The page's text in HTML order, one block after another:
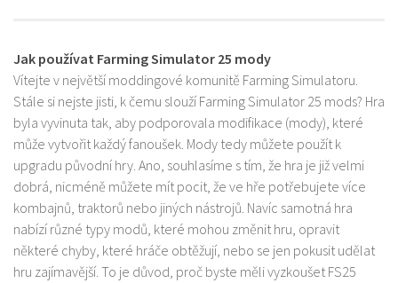
Jak používat Farming Simulator 25 mody
Vítejte v největší moddingové komunitě Farming Simulatoru.
Stále si nejste jisti, k čemu slouží Farming Simulator 25 mods? Hra
byla vyvinuta tak, aby podporovala modifikace (mody), které
může vytvořit každý fanoušek. Mody tedy můžete použít k
upgradu původní hry. Ano, souhlasíme s tím, že hra je již velmi
dobrá, nicméně můžete mít pocit, že ve hře potřebujete více
kombajnů, traktorů nebo jiných nástrojů. Navíc samotná hra
nabízí různé typy modů, které mohou změnit hru, opravit
některé chyby, které hráče obtěžují, nebo se jen pokusit udělat
hru zajímavější. To je důvod, proč byste měli vyzkoušet FS25